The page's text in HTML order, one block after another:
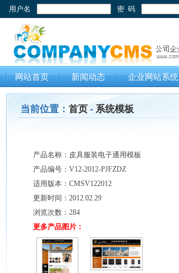
用户名 密 码
网站首页 新闻动态 企业网站系统
当前位置： 首页 - 系统模板
产品名称：皮具服装电子通用模板
产品编号：V12-2012-PJFZDZ
适用版本：CMSV122012
更新时间：2012.02.29
浏览次数： 284
更多产品图片：